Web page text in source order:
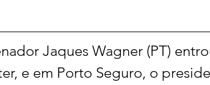
Jaques Wagner (PT)
e em Porto Seguro, o